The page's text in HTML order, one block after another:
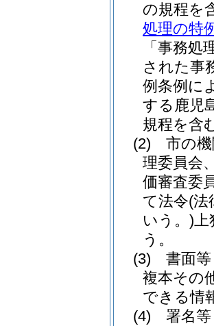
の規程を
処理の特
「事務処
された事
例条例に
する鹿児
規程を含
(2)
市の
理委員会
価審査委
て法令(法
いう。)上
う。
(3)
書面
複本その
できる情
(4)
署名